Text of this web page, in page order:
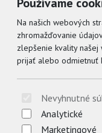
Používame
Na našich webových
zhromažďovanie
zlepšenie kvality našej
prijať alebo odmietnuť
Nevyhnutné
Analytické
Marketingové
zvukár: 0911 227
Social
Facebook
© 2026 Arrabella